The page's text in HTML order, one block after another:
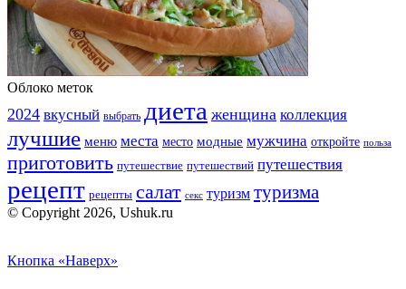
Облоко меток
2024 вкусный выбрать диета женщина коллекция
лучшие меню места место модные мужчина откройте польза
приготовить путешествие путешествий путешествия
рецепт рецепты салат секс туризм туризма
© Copyright 2026, Ushuk.ru
Кнопка «Наверх»